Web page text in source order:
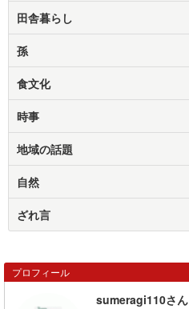
田舎暮らし
孫
食文化
時事
地域の話題
自然
ざれ言
プロフィール
sumeragi110さん